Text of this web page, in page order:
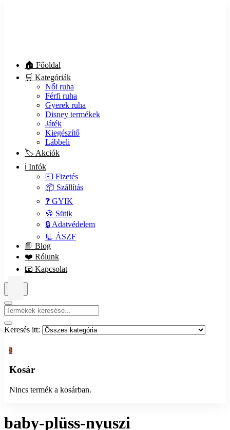
🏠 Főoldal
🛒 Kategóriák
Női ruha
Férfi ruha
Gyerek ruha
Disney termékek
Játék
Kiegészítő
Lábbeli
🏷️ Akciók
ℹ️ Infók
💵 Fizetés
📦 Szállítás
❓ GYIK
🍪 Sütik
🔒 Adatvédelem
📃 ÁSZF
📙 Blog
❤️ Rólunk
📧 Kapcsolat
Keresés itt:
0
Kosár
Nincs termék a kosárban.
baby-plüss-nyuszi